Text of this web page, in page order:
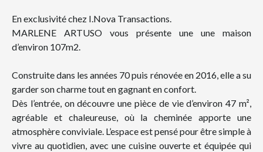
En exclusivité chez I.Nova Transactions.
MARLENE ARTUSO vous présente une une maison
d’environ 107m2.
Construite dans les années 70 puis rénovée en 2016, elle a su
garder son charme tout en gagnant en confort.
Dès l’entrée, on découvre une pièce de vie d’environ 47 m²,
agréable et chaleureuse, où la cheminée apporte une
atmosphère conviviale. L’espace est pensé pour être simple à
vivre au quotidien, avec une cuisine ouverte et équipée qui